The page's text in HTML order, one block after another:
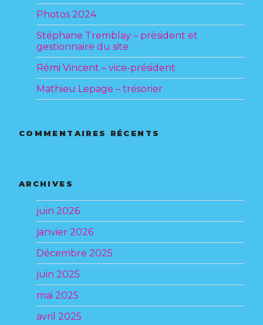
Photos 2024
Stéphane Tremblay – président et
gestionnaire du site
Rémi Vincent – vice-président
Mathieu Lepage – trésorier
COMMENTAIRES RÉCENTS
ARCHIVES
juin 2026
janvier 2026
Décembre 2025
juin 2025
mai 2025
avril 2025